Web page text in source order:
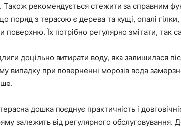
Також рекомендується стежити за справним
поряд з терасою є дерева та кущі, опалі
поверхню. Їх потрібно регулярно змітати, так
доцільно витирати воду, яка залишилася
випадку при поверненні морозів вода
дошка поєднує практичність і
залежить від регулярного обслуговування.